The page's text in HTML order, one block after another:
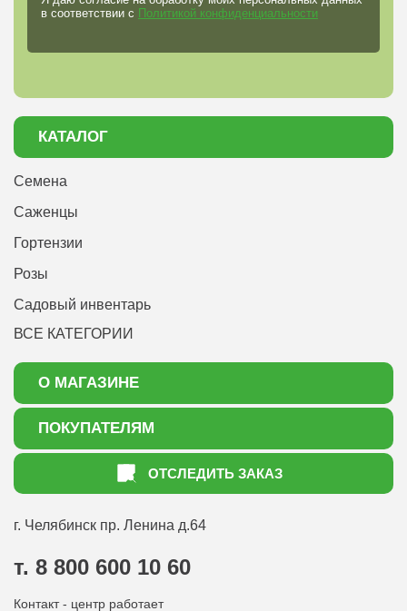
в соответствии с Политикой конфиденциальности
КАТАЛОГ
Семена
Саженцы
Гортензии
Розы
Садовый инвентарь
ВСЕ КАТЕГОРИИ
О МАГАЗИНЕ
О нас
Акции
ПОКУПАТЕЛЯМ
Как оформить заказ
Статьи садоводу
Оптовым покупателям
ОТСЛЕДИТЬ ЗАКАЗ
г. Челябинск пр. Ленина д.64
т. 8 800 600 10 60
Контакт - центр работает